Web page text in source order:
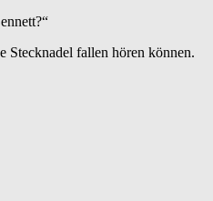
Stecknadel fallen hören können.